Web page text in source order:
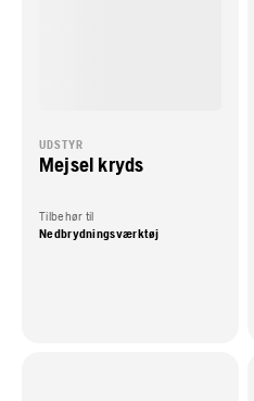
UDSTYR
Mejsel kryds
Tilbehør til
Nedbrydningsværktøj